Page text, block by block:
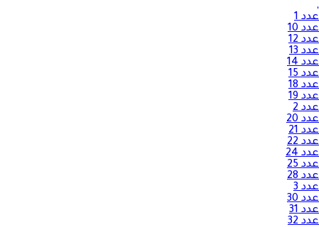
,
عدد 1
عدد 10
عدد 12
عدد 13
عدد 14
عدد 15
عدد 18
عدد 19
عدد 2
عدد 20
عدد 21
عدد 22
عدد 24
عدد 25
عدد 28
عدد 3
عدد 30
عدد 31
عدد 32